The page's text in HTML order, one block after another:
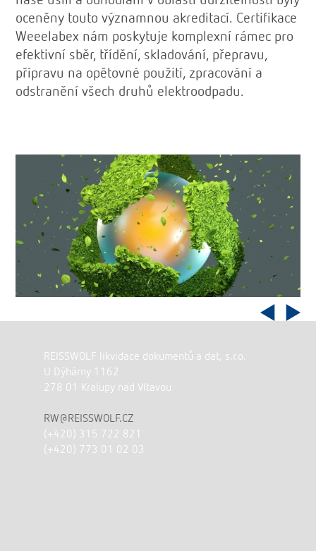
oceněny touto významnou akreditací. Certifikace
Weeelabex nám poskytuje komplexní rámec pro
efektivní sběr, třídění, skladování, přepravu,
přípravu na opětovné použití, zpracování a
odstranění všech druhů elektroodpadu.
REISSWOLF likvidace dokumentů a dat, s.r.o.
U Dýhárny 1162
278 01 Kralupy nad Vltavou
RW@REISSWOLF.CZ
(+420) 315 722 821
(+420) 773 01 02 03